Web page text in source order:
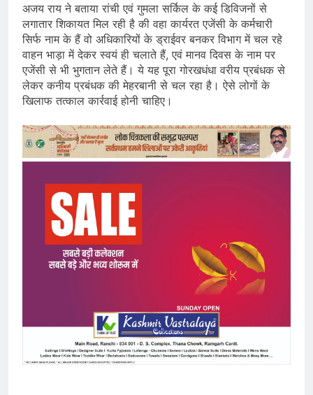
अजय राय ने बताया रांची एवं गुमला सर्किल के कई डिविजनों से
लगातार शिकायत मिल रही है की वहा कार्यरत एजेंसी के कर्मचारी
सिर्फ नाम के हैं वो अधिकारियों के ड्राईवर बनकर विभाग में चल रहे
वाहन भाड़ा में देकर स्वयं ही चलाते हैं, एवं मानव दिवस के नाम पर
एजेंसी से भी भुगतान लेते हैं। ये यह पूरा गोरखधंधा वरीय प्रबंधक से
लेकर कनीय प्रबंधक की मेहरबानी से चल रहा है। ऐसे लोगों के
खिलाफ तत्काल कार्रवाई होनी चाहिए।